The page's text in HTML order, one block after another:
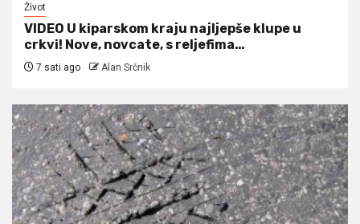
Život
VIDEO U kiparskom kraju najljepše klupe u
crkvi! Nove, novcate, s reljefima…
7 sati ago Alan Srčnik